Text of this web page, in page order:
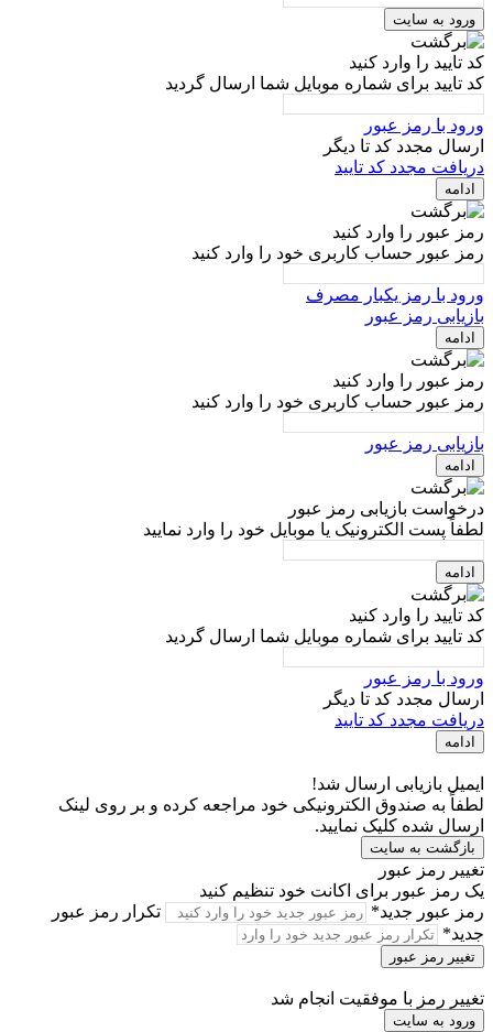
ورود به سایت
کد تایید را وارد کنید
کد تایید برای شماره موبایل شما ارسال گردید
ورود با رمز عبور
ارسال مجدد کد تا دیگر
دریافت مجدد کد تایید
ادامه
رمز عبور را وارد کنید
رمز عبور حساب کاربری خود را وارد کنید
ورود با رمز یکبار مصرف
بازیابی رمز عبور
ادامه
رمز عبور را وارد کنید
رمز عبور حساب کاربری خود را وارد کنید
بازیابی رمز عبور
ادامه
درخواست بازیابی رمز عبور
لطفاً پست الکترونیک یا موبایل خود را وارد نمایید
ادامه
کد تایید را وارد کنید
کد تایید برای شماره موبایل شما ارسال گردید
ورود با رمز عبور
ارسال مجدد کد تا دیگر
دریافت مجدد کد تایید
ادامه
ایمیل بازیابی ارسال شد!
لطفاً به صندوق الکترونیکی خود مراجعه کرده و بر روی لینک
ارسال شده کلیک نمایید.
بازگشت به سایت
تغییر رمز عبور
یک رمز عبور برای اکانت خود تنظیم کنید
رمز عبور جدید*
تکرار رمز عبور
جدید*
تغییر رمز عبور
تغییر رمز با موفقیت انجام شد
ورود به سایت